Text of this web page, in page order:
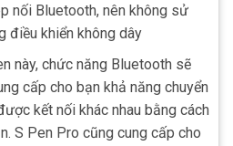
nối Bluetooth, nên không sử
điều khiển không dây
này, chức năng Bluetooth sẽ
cấp cho bạn khả năng chuyển
kết nối khác nhau bằng cách
S Pen Pro cũng cung cấp cho